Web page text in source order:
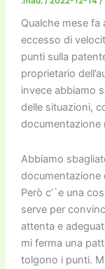
k
Qualche mese
eccesso di
punti sulla
proprietario
invece abbiamo
delle situazioni,
documentazione
Abbiamo
documentazione
Però c’`e una
serve per
attenta e
mi ferma una
tolgono i punti.